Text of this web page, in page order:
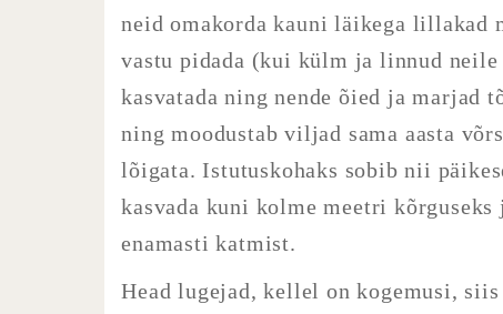
neid omakorda kauni läikega lillakad
vastu pidada (kui külm ja linnud
kasvatada ning nende õied ja
ning moodustab viljad sama aasta
lõigata. Istutuskohaks sobib nii
kasvada kuni kolme meetri
enamasti katmist.
Head lugejad, kellel on kogemusi,